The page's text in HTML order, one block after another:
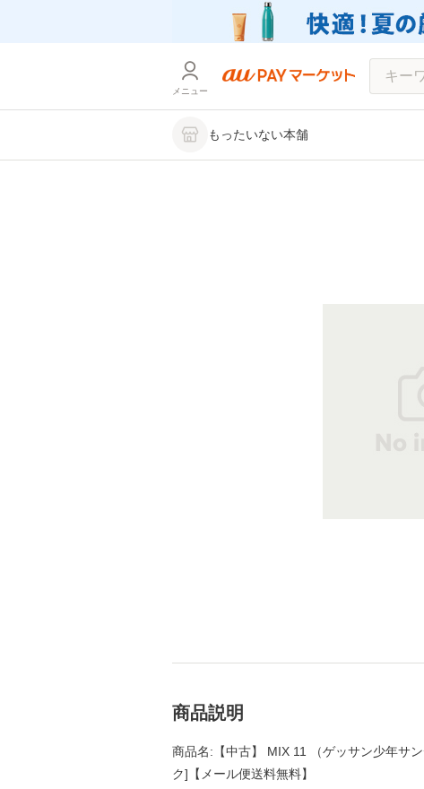
メニュー
もったいない本舗
商品説明
商品名:【中古】 MIX 11 （ゲッサン少年サ
ク]【メール便送料無料】